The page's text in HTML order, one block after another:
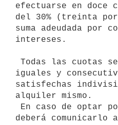
efectuarse en doce
del 30% (treinta
suma adeudada por
intereses.
iguales y
satisfechas
alquiler mismo.
deberá comunicarlo